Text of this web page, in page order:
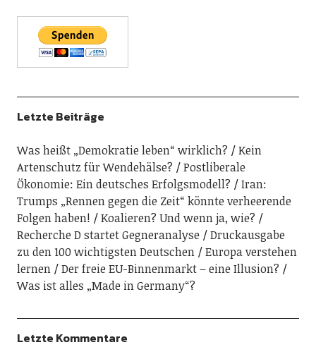
Letzte Beiträge
Was heißt „Demokratie leben“ wirklich?
Kein
Artenschutz für Wendehälse?
Postliberale
Ökonomie: Ein deutsches Erfolgsmodell?
Iran:
Trumps „Rennen gegen die Zeit“ könnte verheerende
Folgen haben!
Koalieren? Und wenn ja, wie?
Recherche D startet Gegneranalyse
Druckausgabe
zu den 100 wichtigsten Deutschen
Europa verstehen
lernen
Der freie EU-Binnenmarkt – eine Illusion?
Was ist alles „Made in Germany“?
Letzte Kommentare